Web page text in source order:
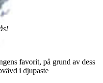
favorit, på grund av dess
i djupaste